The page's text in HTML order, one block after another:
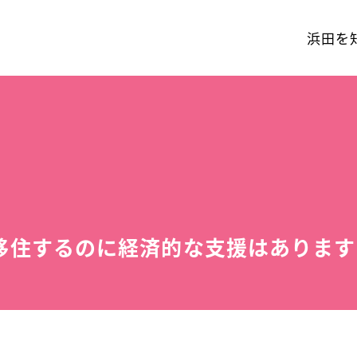
浜田を
住するのに経済的な支援はありま